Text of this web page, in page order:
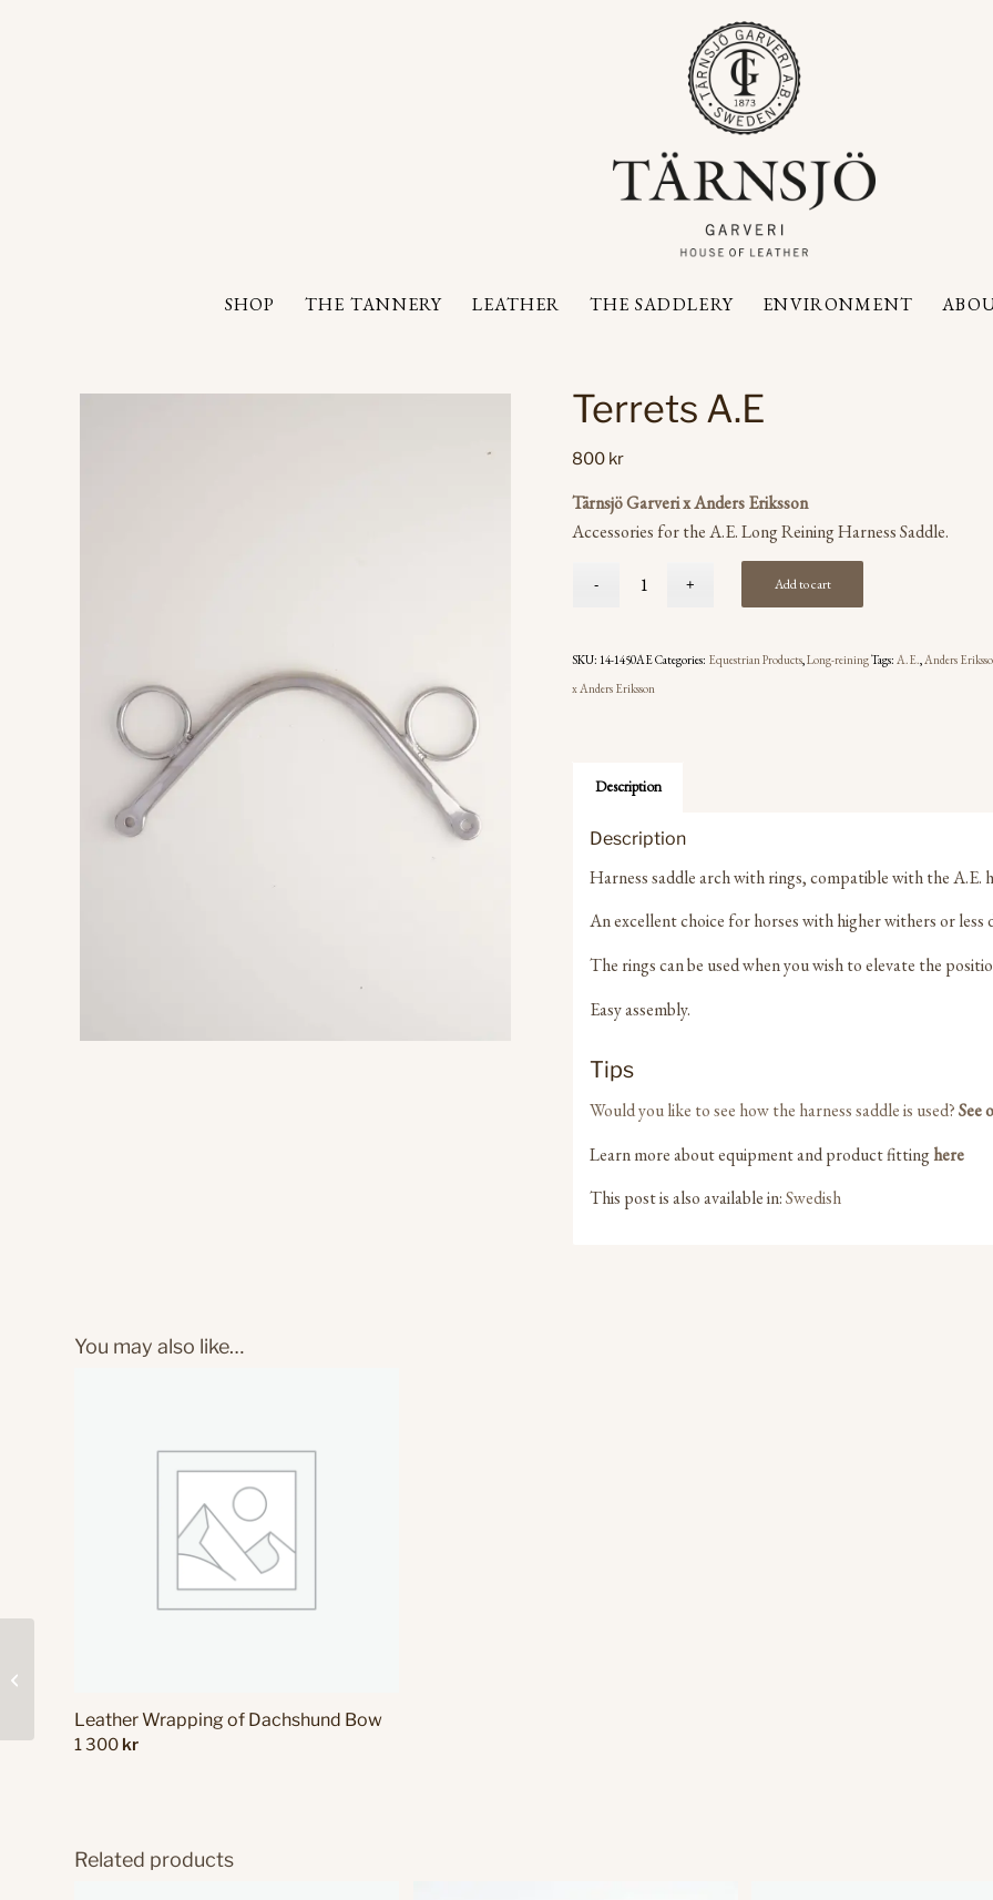
SHOP THE TANNERY LEATHER THE SADDLERY ENVIRONMENT
Terrets A.E
800 kr
Tärnsjö Garveri x Anders Eriksson
Accessories for the A.E. Long Reining Harness Saddle.
Add to cart
SKU: 14-1450AECategories: Equestrian Products,Long-reiningTags:A.E.,Anders
x Anders Eriksson
Description
Description
Harness saddle arch with rings, compatible with the A.E.
An excellent choice for horses with higher withers or
The rings can be used when you wish to elevate the
Easy assembly.
Tips
Would you like to see how the harness saddle is used?See
Learn more about equipment and product fittinghere
This post is also available in:Swedish
You may also like…
Leather Wrapping of Dachshund Bow
1 300 kr
Related products